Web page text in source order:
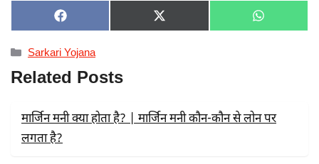
SHARE
ON
F
A
C
E
B
O
SHARE
ON
X
(
R
SHARE
ON
W
H
Categories
Sarkari Yojana
Related Posts
मार्जिन मनी क्या होता है? | मार्जिन मनी कौन-कौन से लोन पर
लगता है?